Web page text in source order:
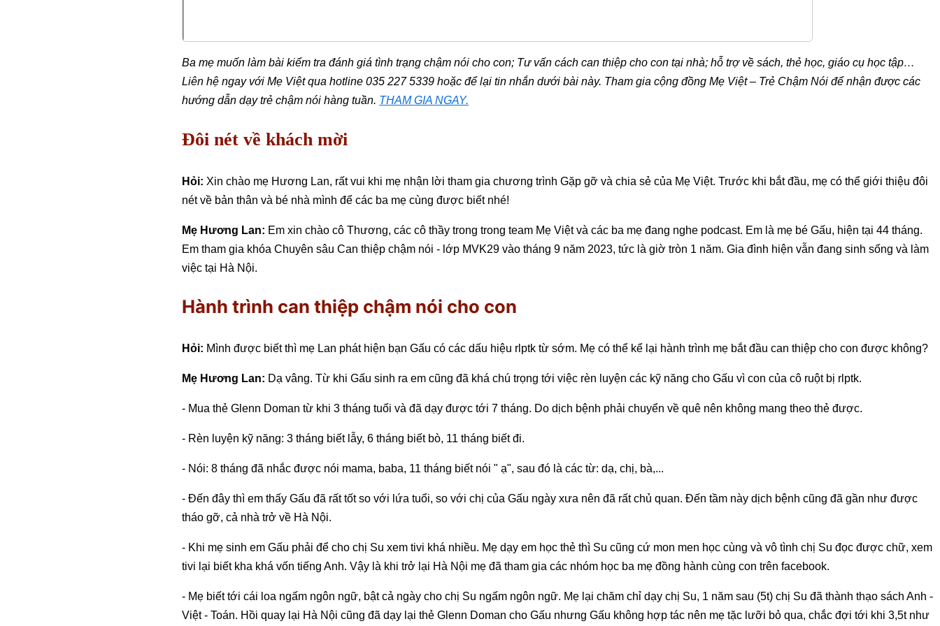
Ba mẹ muốn làm bài kiểm tra đánh giá tình trạng chậm nói cho con; Tư vấn cách can thiệp cho con tại nhà; hỗ trợ về sách, thẻ học, giáo cụ học tập…
Liên hệ ngay với Mẹ Việt qua hotline 035 227 5339 hoặc để lại tin nhắn dưới bài này. Tham gia cộng đồng Mẹ Việt – Trẻ Chậm Nói để nhận được các
hướng dẫn dạy trẻ chậm nói hàng tuần. THAM GIA NGAY.
Đôi nét về khách mời
Hỏi: Xin chào mẹ Hương Lan, rất vui khi mẹ nhận lời tham gia chương trình Gặp gỡ và chia sẻ của Mẹ Việt. Trước khi bắt đầu, mẹ có thể giới thiệu đôi
nét về bản thân và bé nhà mình để các ba mẹ cùng được biết nhé!
Mẹ Hương Lan: Em xin chào cô Thương, các cô thầy trong trong team Mẹ Việt và các ba mẹ đang nghe podcast. Em là mẹ bé Gấu, hiện tại 44 tháng.
Em tham gia khóa Chuyên sâu Can thiệp chậm nói - lớp MVK29 vào tháng 9 năm 2023, tức là giờ tròn 1 năm. Gia đình hiện vẫn đang sinh sống và làm
việc tại Hà Nội.
Hành trình can thiệp chậm nói cho con
Hỏi: Mình được biết thì mẹ Lan phát hiện bạn Gấu có các dấu hiệu rlptk từ sớm. Mẹ có thể kể lại hành trình mẹ bắt đầu can thiệp cho con được không?
Mẹ Hương Lan: Dạ vâng. Từ khi Gấu sinh ra em cũng đã khá chú trọng tới việc rèn luyện các kỹ năng cho Gấu vì con của cô ruột bị rlptk.
- Mua thẻ Glenn Doman từ khi 3 tháng tuổi và đã dạy được tới 7 tháng. Do dịch bệnh phải chuyển về quê nên không mang theo thẻ được.
- Rèn luyện kỹ năng: 3 tháng biết lẫy, 6 tháng biết bò, 11 tháng biết đi.
- Nói: 8 tháng đã nhắc được nói mama, baba, 11 tháng biết nói " ạ", sau đó là các từ: dạ, chị, bà,...
- Đến đây thì em thấy Gấu đã rất tốt so với lứa tuổi, so với chị của Gấu ngày xưa nên đã rất chủ quan. Đến tầm này dịch bệnh cũng đã gần như được
tháo gỡ, cả nhà trở về Hà Nội.
- Khi mẹ sinh em Gấu phải để cho chị Su xem tivi khá nhiều. Mẹ dạy em học thẻ thì Su cũng cứ mon men học cùng và vô tình chị Su đọc được chữ, xem
tivi lại biết kha khá vốn tiếng Anh. Vậy là khi trở lại Hà Nội mẹ đã tham gia các nhóm học ba mẹ đồng hành cùng con trên facebook.
- Mẹ biết tới cái loa ngấm ngôn ngữ, bật cả ngày cho chị Su ngấm ngôn ngữ. Mẹ lại chăm chỉ dạy chị Su, 1 năm sau (5t) chị Su đã thành thạo sách Anh -
Việt - Toán. Hồi quay lại Hà Nội cũng đã dạy lại thẻ Glenn Doman cho Gấu nhưng Gấu không hợp tác nên mẹ tặc lưỡi bỏ qua, chắc đợi tới khi 3,5t như